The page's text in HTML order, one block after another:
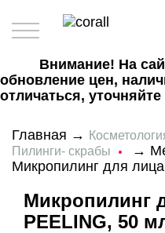
Внимание! На
обновление цен,
отличаться,
Главная →
Пилинги- скрабы →
Микропилинг для
Микропилинг
PEELING, 50